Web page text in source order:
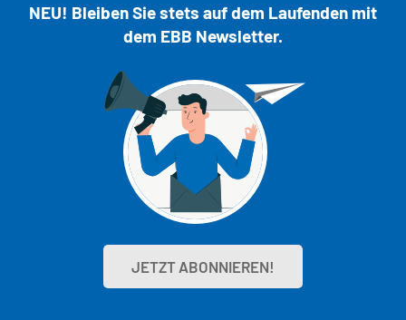
NEU! Bleiben Sie stets auf dem Laufenden mit
dem EBB Newsletter.
JETZT ABONNIEREN!